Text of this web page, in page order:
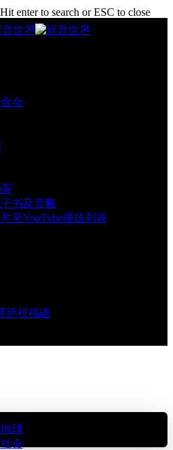
Hit enter to search or ESC to close
会
书及音频
至YouTube播放列表
萨祝福语
球
会